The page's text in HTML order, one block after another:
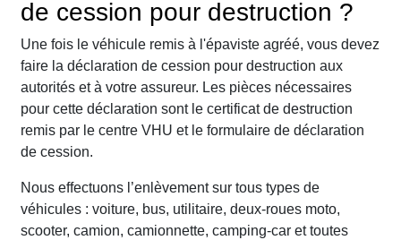
de cession pour destruction ?
Une fois le véhicule remis à l'épaviste agréé, vous devez
faire la déclaration de cession pour destruction aux
autorités et à votre assureur. Les pièces nécessaires
pour cette déclaration sont le certificat de destruction
remis par le centre VHU et le formulaire de déclaration
de cession.
Nous effectuons l’enlèvement sur tous types de
véhicules : voiture, bus, utilitaire, deux-roues moto,
scooter, camion, camionnette, camping-car et toutes